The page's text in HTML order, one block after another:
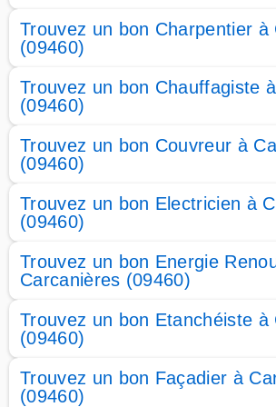
Trouvez un bon Charpentier à
(09460)
Trouvez un bon Chauffagiste
(09460)
Trouvez un bon Couvreur à
(09460)
Trouvez un bon Electricien à
(09460)
Trouvez un bon Energie
Carcanières (09460)
Trouvez un bon Etanchéiste à
(09460)
Trouvez un bon Façadier à
(09460)